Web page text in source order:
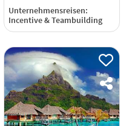
Unternehmensreisen:
Incentive & Teambuilding